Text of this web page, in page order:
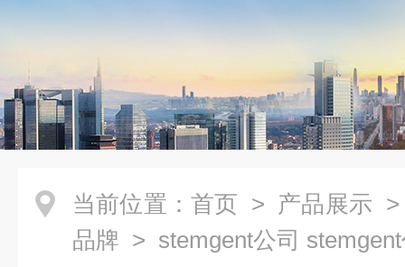
当前位置： 首页 > 产品展示
品牌 > stemgent公司